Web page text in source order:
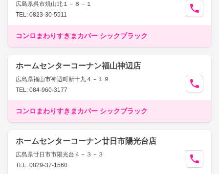
広島県呉市焼山北１－８－１
TEL: 0823-30-5511
コンロまわりすきまカバー シックブラック
ホームセンターコーナン福山神辺店
広島県福山市神辺町新十九４－１９
TEL: 084-960-3177
コンロまわりすきまカバー シックブラック
ホームセンターコーナン廿日市陽光台店
広島県廿日市市陽光台４－３－３
TEL: 0829-37-1560